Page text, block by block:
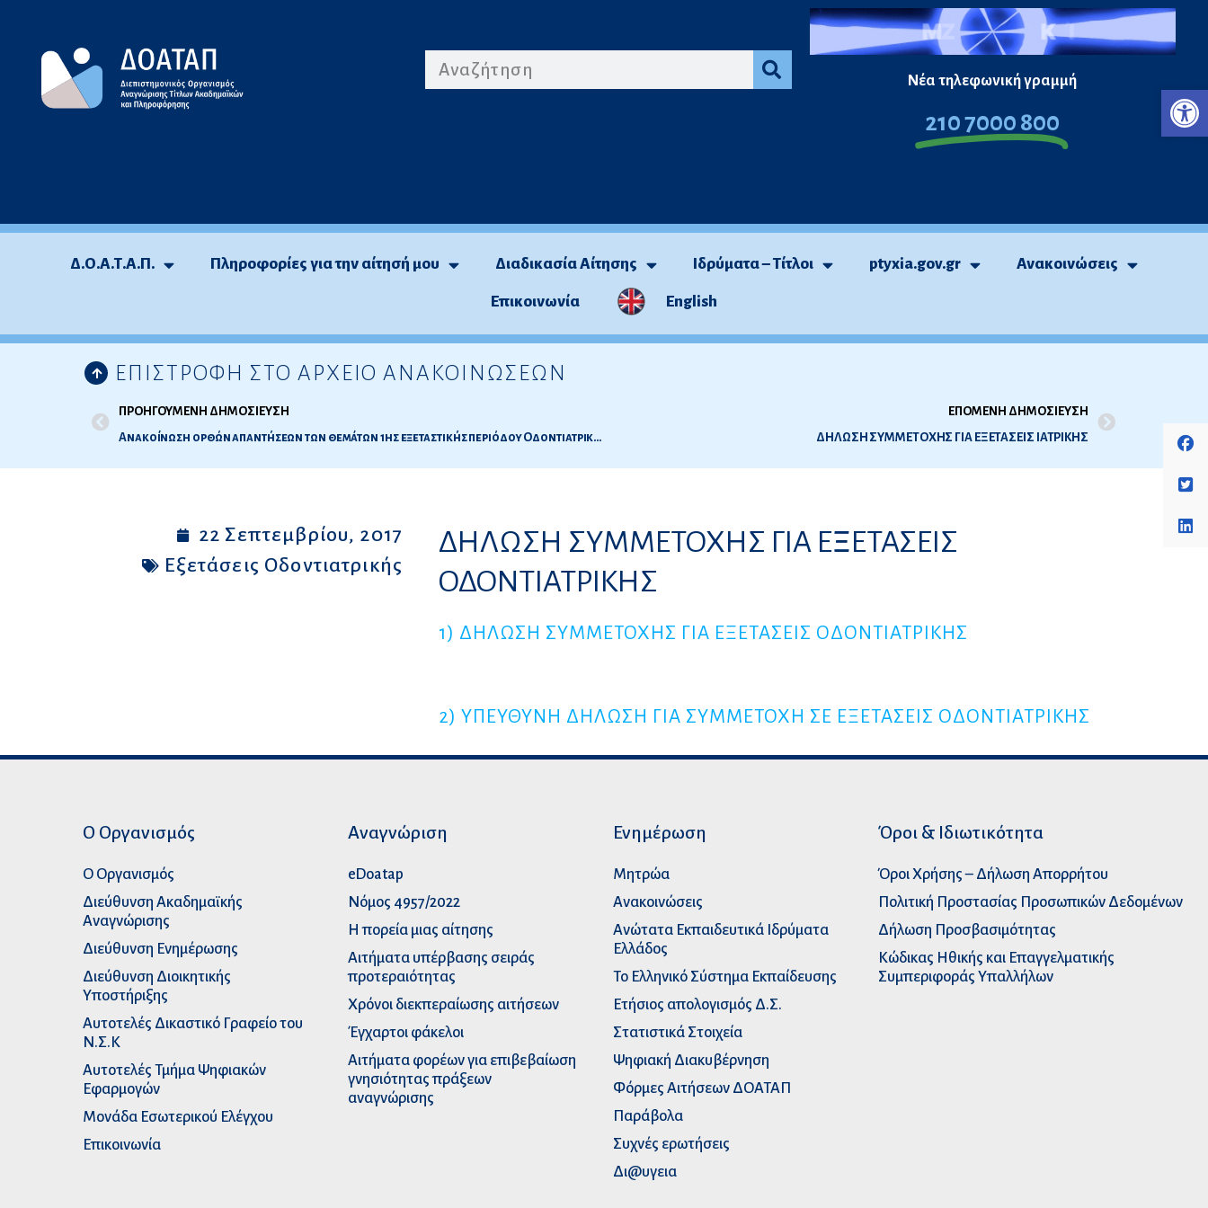
περιεχόμενο
Νέα τηλεφωνική γραμμή
210 7000 800
Δ.Ο.Α.Τ.Α.Π. Πληροφορίες για την αίτησή μου Διαδικασία Αίτησης Ιδρύματα – Τίτλοι ptyxia.gov.gr Ανακοινώσεις
Επικοινωνία English
ΕΠΙΣΤΡΟΦΗ ΣΤΟ ΑΡΧΕΙΟ ΑΝΑΚΟΙΝΩΣΕΩΝ
ΠΡΟΗΓΟΥΜΕΝΗ ΔΗΜΟΣΙΕΥΣΗ
Ανακοίνωση ορθών απαντήσεων των θεμάτων 1ης εξεταστικής περιόδου Οδοντιατρικής 2017
ΕΠΟΜΕΝΗ ΔΗΜΟΣΙΕΥΣΗ
ΔΗΛΩΣΗ ΣΥΜΜΕΤΟΧΗΣ ΓΙΑ ΕΞΕΤΑΣΕΙΣ ΙΑΤΡΙΚΗΣ
22 Σεπτεμβρίου, 2017
Εξετάσεις Οδοντιατρικής
ΔΗΛΩΣΗ ΣΥΜΜΕΤΟΧΗΣ ΓΙΑ ΕΞΕΤΑΣΕΙΣ
ΟΔΟΝΤΙΑΤΡΙΚΗΣ
1) ΔΗΛΩΣΗ ΣΥΜΜΕΤΟΧΗΣ ΓΙΑ ΕΞΕΤΑΣΕΙΣ ΟΔΟΝΤΙΑΤΡΙΚΗΣ
2) ΥΠΕΥΘΥΝΗ ΔΗΛΩΣΗ ΓΙΑ ΣΥΜΜΕΤΟΧΗ ΣΕ ΕΞΕΤΑΣΕΙΣ ΟΔΟΝΤΙΑΤΡΙΚΗΣ
Ο Οργανισμός
Ο Οργανισμός
Διεύθυνση Ακαδημαϊκής
Αναγνώρισης
Διεύθυνση Ενημέρωσης
Διεύθυνση Διοικητικής
Υποστήριξης
Αυτοτελές Δικαστικό Γραφείο του
Ν.Σ.Κ
Αυτοτελές Τμήμα Ψηφιακών
Εφαρμογών
Μονάδα Εσωτερικού Ελέγχου
Επικοινωνία
Αναγνώριση
eDoatap
Νόμος 4957/2022
Η πορεία μιας αίτησης
Αιτήματα υπέρβασης σειράς
προτεραιότητας
Χρόνοι διεκπεραίωσης αιτήσεων
Έγχαρτοι φάκελοι
Αιτήματα φορέων για επιβεβαίωση
γνησιότητας πράξεων
αναγνώρισης
Ενημέρωση
Μητρώα
Ανακοινώσεις
Ανώτατα Eκπαιδευτικά Iδρύματα
Ελλάδος
Το Ελληνικό Σύστημα Εκπαίδευσης
Ετήσιος απολογισμός Δ.Σ.
Στατιστικά Στοιχεία
Ψηφιακή Διακυβέρνηση
Φόρμες Αιτήσεων ΔΟΑΤΑΠ
Παράβολα
Συχνές ερωτήσεις
Δι@υγεια
Όροι & Ιδιωτικότητα
Όροι Χρήσης – Δήλωση Απορρήτου
Πολιτική Προστασίας Προσωπικών Δεδομένων
Δήλωση Προσβασιμότητας
Κώδικας Ηθικής και Επαγγελματικής
Συμπεριφοράς Υπαλλήλων